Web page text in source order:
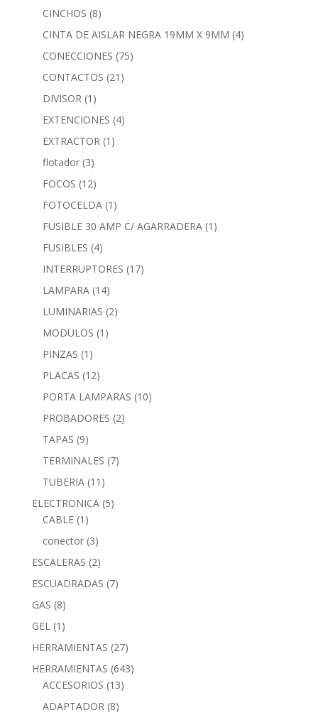
CINCHOS (8)
CINTA DE AISLAR NEGRA 19MM X 9MM (4)
CONECCIONES (75)
CONTACTOS (21)
DIVISOR (1)
EXTENCIONES (4)
EXTRACTOR (1)
flotador (3)
FOCOS (12)
FOTOCELDA (1)
FUSIBLE 30 AMP C/ AGARRADERA (1)
FUSIBLES (4)
INTERRUPTORES (17)
LAMPARA (14)
LUMINARIAS (2)
MODULOS (1)
PINZAS (1)
PLACAS (12)
PORTA LAMPARAS (10)
PROBADORES (2)
TAPAS (9)
TERMINALES (7)
TUBERIA (11)
ELECTRONICA (5)
CABLE (1)
conector (3)
ESCALERAS (2)
ESCUADRADAS (7)
GAS (8)
GEL (1)
HERRAMIENTAS (27)
HERRAMIENTAS (643)
ACCESORIOS (13)
ADAPTADOR (8)